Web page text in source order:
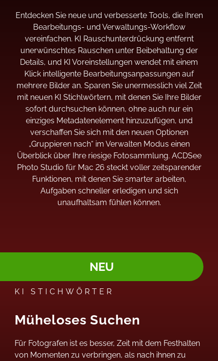
Entdecken Sie neue und verbesserte Tools, die Ihren
Bearbeitungs- und Verwaltungs-Workflow
vereinfachen. KI Rauschunterdrückung entfernt
unerwünschtes Rauschen unter Beibehaltung der
Details, und KI Voreinstellungen wendet mit einem
Klick intelligente Bearbeitungsanpassungen auf
mehrere Bilder an. Sparen Sie unermesslich viel Zeit
mit neuen KI Stichlwörtern, mit denen Sie Ihre Bilder
sofort durchsuchen können, ohne auch nur ein
einziges Metadatenelement hinzuzufügen, und
verschaffen Sie sich mit den neuen Optionen
„Gruppieren nach“ im Verwalten Modus einen
Überblick über Ihre riesige Fotosammlung. ACDSee
Photo Studio für Mac 26 steckt voller zeitsparender
Funktionen, mit denen Sie smarter arbeiten,
Aufgaben schneller erledigen und sich
unaufhaltsam fühlen können.
NEU
KI STICHWÖRTER
Müheloses Suchen
Für Fotografen ist es besser, Zeit mit dem Festhalten
von Momenten zu verbringen, als nach ihnen zu